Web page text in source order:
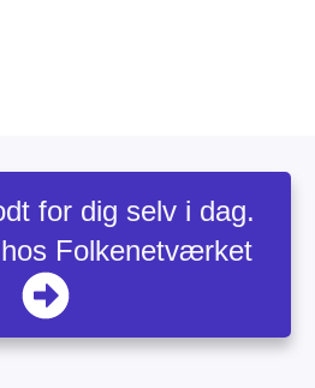
for dig selv i dag.
Folkenetværket